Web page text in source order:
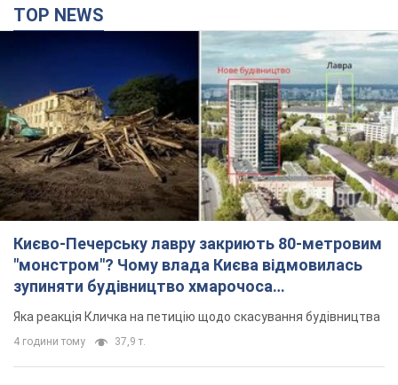
TOP NEWS
Києво-Печерську лавру закриють 80-метровим
"монстром"? Чому влада Києва відмовилась
зупиняти будівництво хмарочоса
"московського вірянина"
Яка реакція Кличка на петицію щодо скасування будівництва
4 години тому 37,9 т.